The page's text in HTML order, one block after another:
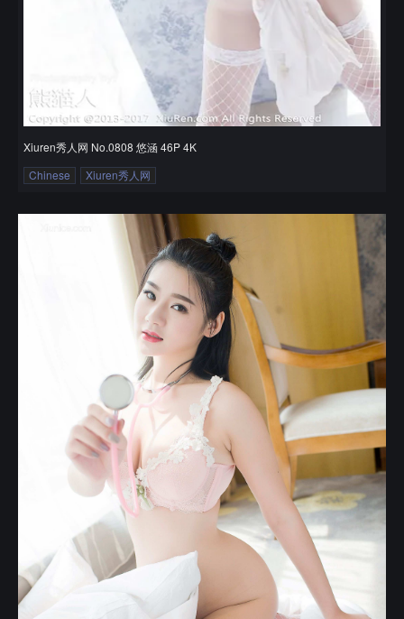
Xiuren秀人网 No.0808 悠涵 46P 4K
Chinese
Xiuren秀人网